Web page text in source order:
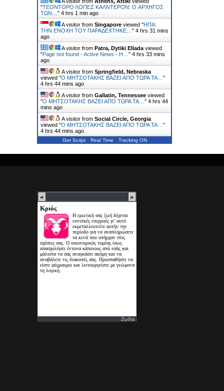
"ΤΕΟΝΤΟΡΟ ΛΟΠΕΖ ΚΑΛΝΤΕΡΟΝ: O ΑΡΧΗΓΟΣ
ΤΩΝ… " 4 hrs 1 min ago
A visitor from Singapore viewed "ΗΠΑ:
ΤΗΝ ΕΝΟΧH ΤΟΥ ΠΑΡΑΔEΧΤΗΚΕ… " 4 hrs 31 mins
ago
A visitor from Patra, Dytiki Ellada viewed
"Page not found - Active News - Η… " 4 hrs 33 mins
ago
A visitor from Springfield, Nebraska
viewed "Ο ΜΗΤΣΟΤΑΚΗΣ ΒΑΖΕΙ ΑΠΟ ΤΩΡΑ ΤΑ… "
4 hrs 44 mins ago
A visitor from Gallatin, Tennessee viewed
"Ο ΜΗΤΣΟΤΑΚΗΣ ΒΑΖΕΙ ΑΠΟ ΤΩΡΑ ΤΑ… " 4 hrs 44
mins ago
A visitor from Social Circle, Georgia
viewed "Ο ΜΗΤΣΟΤΑΚΗΣ ΒΑΖΕΙ ΑΠΟ ΤΩΡΑ ΤΑ… "
4 hrs 44 mins ago
Get Script Real Time Tracking ON
Ζωδια